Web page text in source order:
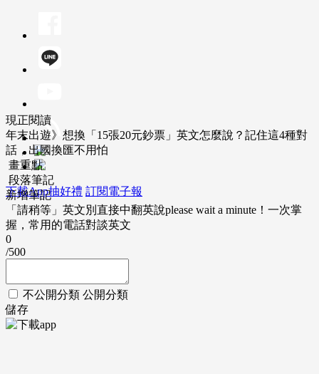
下載App抽好禮 訂閱電子報
現正閱讀
年末出遊》想換「15張20元鈔票」英文怎麼說？記住這4種對
話，出國換匯不用怕
畫重點
段落筆記
新增筆記
「請稍等」英文別直接中翻英說please wait a minute！一次掌
握，常用的電話對談英文
0
/500
不公開分類 公開分類
儲存